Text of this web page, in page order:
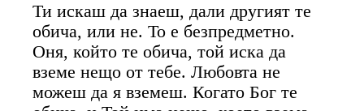
Ти искаш да знаеш, дали другият те
обича, или не. То е безпредметно.
Оня, който те обича, той иска да
вземе нещо от тебе. Любовта не
можеш да я вземеш. Когато Бог те